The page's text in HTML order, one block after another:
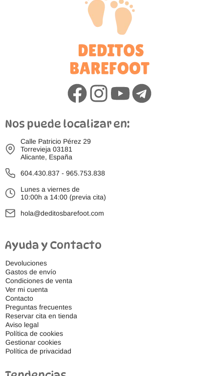
Nos puede localizar en:
Calle Patricio Pérez 29
Torrevieja 03181
Alicante, España
604.430.837 - 965.753.838
Lunes a viernes de
10:00h a 14:00 (previa cita)
hola@deditosbarefoot.com
Ayuda y Contacto
Devoluciones
Gastos de envío
Condiciones de venta
Ver mi cuenta
Contacto
Preguntas frecuentes
Reservar cita en tienda
Aviso legal
Política de cookies
Gestionar cookies
Política de privacidad